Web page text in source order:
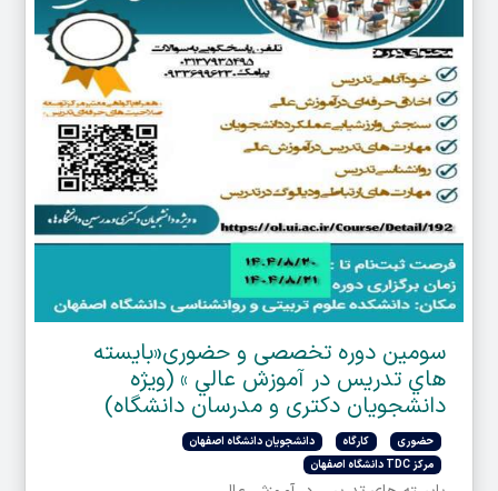
سومین دوره تخصصی و حضوری«بايسته
هاي تدريس در آموزش عالي » (ویژه
دانشجویان دکتری و مدرسان دانشگاه)
حضوری کارگاه
دانشجویان دانشگاه اصفهان
مرکز TDC دانشگاه اصفهان